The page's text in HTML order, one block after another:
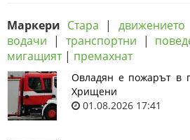
Маркери Стара | движението
водачи | транспортни |
мигащият| премахнат
Овладян е пожарът в
Хрищени
01.08.2026 17:41